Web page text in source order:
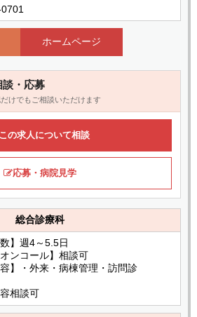
ホームページ
談・応募
けでもご相談いただけます
この求人について相談
応募・病院見学
総合診療科
数】週4～5.5日
オンコール】相談可
容】・外来・病棟管理・訪問診
容相談可